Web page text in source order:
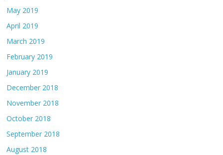
May 2019
April 2019
March 2019
February 2019
January 2019
December 2018
November 2018
October 2018
September 2018
August 2018